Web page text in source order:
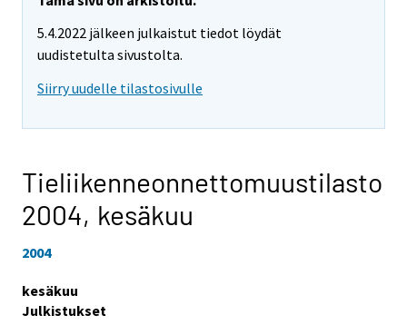
5.4.2022 jälkeen julkaistut tiedot löydät
uudistetulta sivustolta.
Siirry uudelle tilastosivulle
Tieliikenneonnettomuustilasto
2004, kesäkuu
2004
kesäkuu
Julkistukset